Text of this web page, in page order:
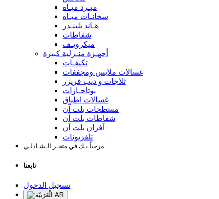
مبـرد ميـاه
سخانـات ميـاه
هـاند بلينـدر
شفاطات
ميكرويـف
أجهـزة منـزلية كبيرة
تكيفـات
غسالات ملابس ومجففات
ثلاجات و ديب فريزر
بوتاجـازات
غسالات اطباق
مسطحات بلت آن
شفاطات بلت آن
آفران بلت آن
تلفزيونات
مرحباً بـك في متجـر الـشـاذلـي
تابعنا
تسجيل الدخول
AR